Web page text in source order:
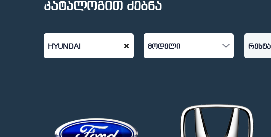
კატალოგით ძებნა